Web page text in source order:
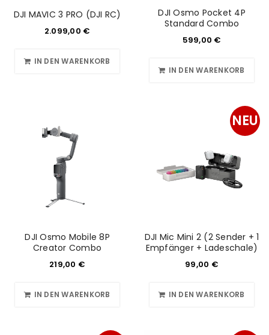
DJI MAVIC 3 PRO (DJI RC)
2.099,00 €
IN DEN WARENKORB
DJI Osmo Pocket 4P
Standard Combo
599,00 €
IN DEN WARENKORB
DJI Osmo Mobile 8P
Creator Combo
219,00 €
IN DEN WARENKORB
NEU
DJI Mic Mini 2 (2 Sender + 1
Empfänger + Ladeschale)
99,00 €
IN DEN WARENKORB